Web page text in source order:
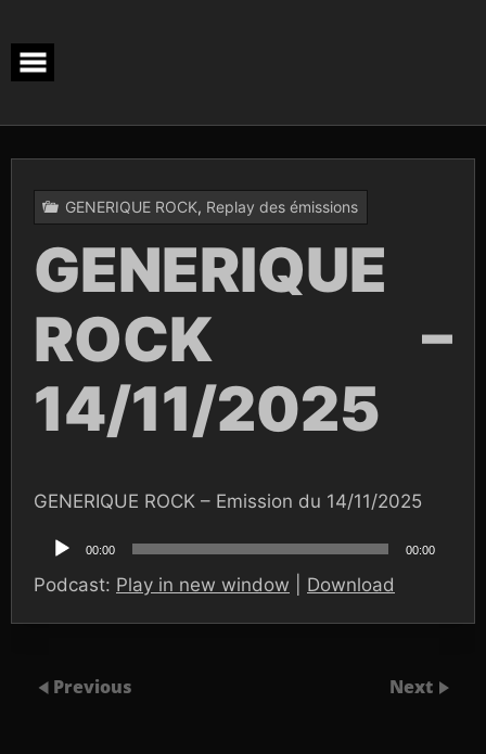
content
GENERIQUE ROCK, Replay des émissions
GENERIQUE
ROCK –
14/11/2025
GENERIQUE ROCK – Emission du 14/11/2025
audio
00:00 00:00
Podcast: Play in new window Download
Previous Next